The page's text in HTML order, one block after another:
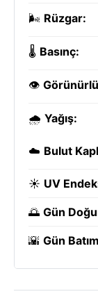
🌬️ Rüzgar:
🌡️ Basınç:
👁️
🌧️ Yağış:
☁️ Bulut
☀️ UV
🌅 Gün
🌇 Gün